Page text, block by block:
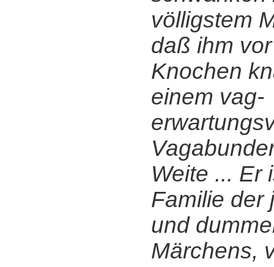
völligstem
daß ihm
Knochen
einem vag-
Weite ... Er
Familie der
und
Märchens,